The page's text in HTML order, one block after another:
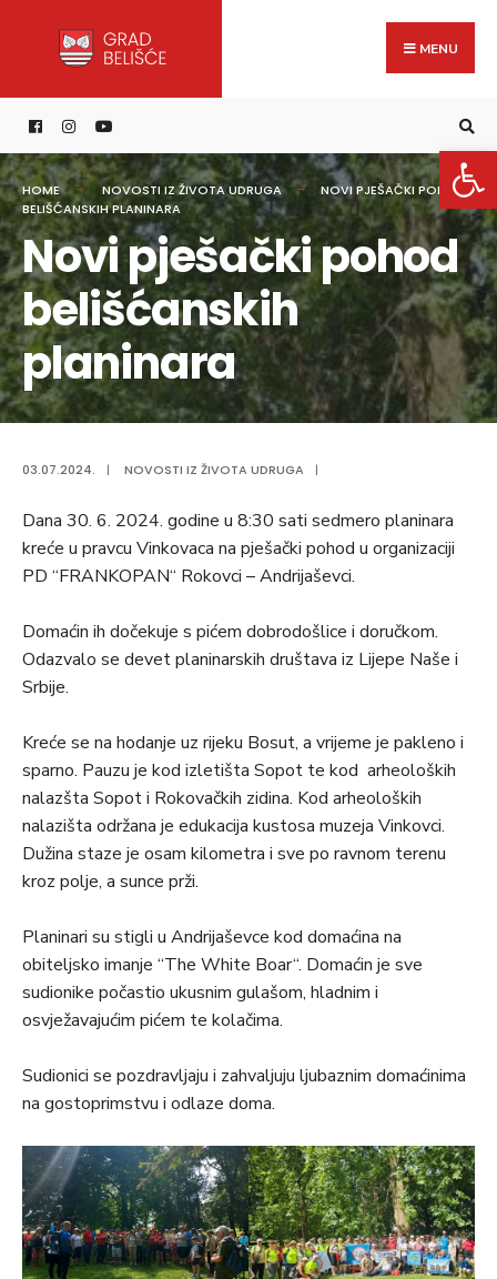
content
MENU
HOME NOVOSTI IZ ŽIVOTA UDRUGA
NOVI PJEŠAČKI POHOD
BELIŠĆANSKIH PLANINARA
Novi pješački pohod
belišćanskih
planinara
03.07.2024. | NOVOSTI IZ ŽIVOTA UDRUGA |
Dana 30. 6. 2024. godine u 8:30 sati sedmero planinara
kreće u pravcu Vinkovaca na pješački pohod u organizaciji
PD “FRANKOPAN“ Rokovci – Andrijaševci.
Domaćin ih dočekuje s pićem dobrodošlice i doručkom.
Odazvalo se devet planinarskih društava iz Lijepe Naše i
Srbije.
Kreće se na hodanje uz rijeku Bosut, a vrijeme je pakleno i
sparno. Pauzu je kod izletišta Sopot te kod arheoloških
nalazšta Sopot i Rokovačkih zidina. Kod arheoloških
nalazišta održana je edukacija kustosa muzeja Vinkovci.
Dužina staze je osam kilometra i sve po ravnom terenu
kroz polje, a sunce prži.
Planinari su stigli u Andrijaševce kod domaćina na
obiteljsko imanje “The White Boar“. Domaćin je sve
sudionike počastio ukusnim gulašom, hladnim i
osvježavajućim pićem te kolačima.
Sudionici se pozdravljaju i zahvaljuju ljubaznim domaćinima
na gostoprimstvu i odlaze doma.
for: